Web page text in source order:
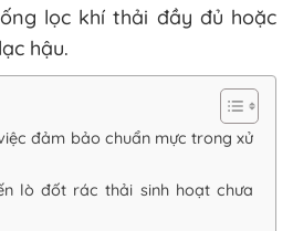
lọc khí thải đầy đủ hoặc
hậu.
đảm bảo chuẩn mực trong xử
lò đốt rác thải sinh hoạt chưa